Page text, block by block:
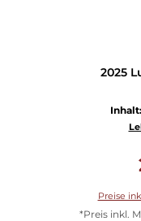
2025
Inhalt:
Preise
*Preis inkl.